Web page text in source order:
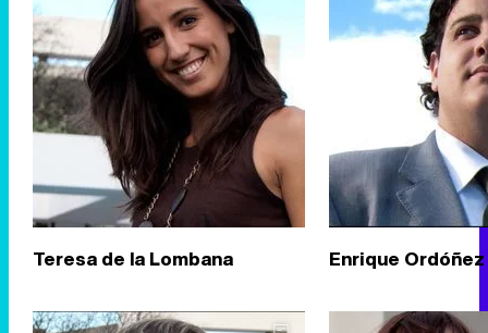
Teresa de la Lombana Enrique Ordóñez